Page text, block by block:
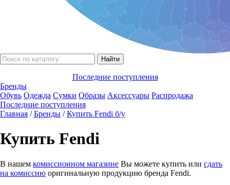
Последние поступления
Бренды
Обувь Одежда Сумки Образы Аксессуары Распродажа
Последние поступления
Главная /Бренды /Купить Fendi б/у
Купить Fendi
В нашем комиссионном магазине Вы можете купить или сдать
на комиссию оригинальную продукцию бренда Fendi.